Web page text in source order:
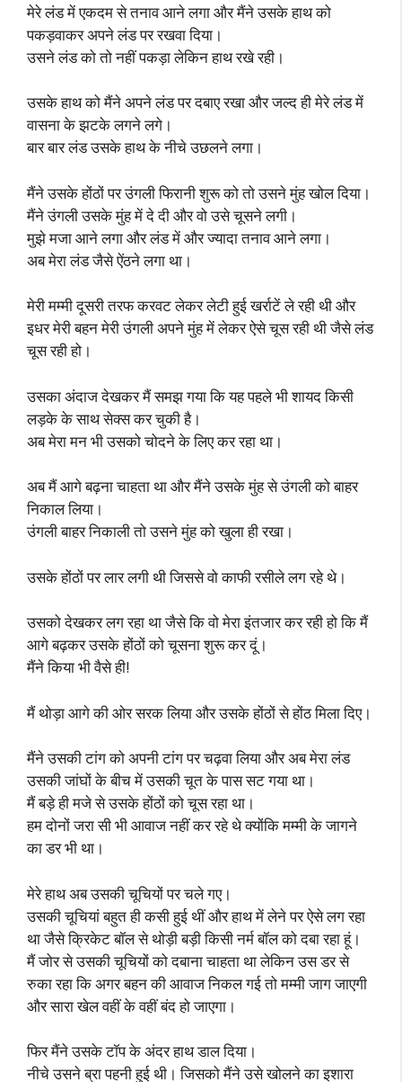
मेरे लंड में एकदम से तनाव आने लगा और मैंने उसके हाथ को
पकड़वाकर अपने लंड पर रखवा दिया।
उसने लंड को तो नहीं पकड़ा लेकिन हाथ रखे रही।
उसके हाथ को मैंने अपने लंड पर दबाए रखा और जल्द ही मेरे लंड में
वासना के झटके लगने लगे।
बार बार लंड उसके हाथ के नीचे उछलने लगा।
मैंने उसके होंठों पर उंगली फिरानी शुरू को तो उसने मुंह खोल दिया।
मैंने उंगली उसके मुंह में दे दी और वो उसे चूसने लगी।
मुझे मजा आने लगा और लंड में और ज्यादा तनाव आने लगा।
अब मेरा लंड जैसे ऐंठने लगा था।
मेरी मम्मी दूसरी तरफ करवट लेकर लेटी हुई खर्राटें ले रही थी और
इधर मेरी बहन मेरी उंगली अपने मुंह में लेकर ऐसे चूस रही थी जैसे लंड
चूस रही हो।
उसका अंदाज देखकर मैं समझ गया कि यह पहले भी शायद किसी
लड़के के साथ सेक्स कर चुकी है।
अब मेरा मन भी उसको चोदने के लिए कर रहा था।
अब मैं आगे बढ़ना चाहता था और मैंने उसके मुंह से उंगली को बाहर
निकाल लिया।
उंगली बाहर निकाली तो उसने मुंह को खुला ही रखा।
उसके होंठों पर लार लगी थी जिससे वो काफी रसीले लग रहे थे।
उसको देखकर लग रहा था जैसे कि वो मेरा इंतजार कर रही हो कि मैं
आगे बढ़कर उसके होंठों को चूसना शुरू कर दूं।
मैंने किया भी वैसे ही!
मैं थोड़ा आगे की ओर सरक लिया और उसके होंठों से होंठ मिला दिए।
मैंने उसकी टांग को अपनी टांग पर चढ़वा लिया और अब मेरा लंड
उसकी जांघों के बीच में उसकी चूत के पास सट गया था।
मैं बड़े ही मजे से उसके होंठों को चूस रहा था।
हम दोनों जरा सी भी आवाज नहीं कर रहे थे क्योंकि मम्मी के जागने
का डर भी था।
मेरे हाथ अब उसकी चूचियों पर चले गए।
उसकी चूचियां बहुत ही कसी हुई थीं और हाथ में लेने पर ऐसे लग रहा
था जैसे क्रिकेट बॉल से थोड़ी बड़ी किसी नर्म बॉल को दबा रहा हूं।
मैं जोर से उसकी चूचियों को दबाना चाहता था लेकिन उस डर से
रुका रहा कि अगर बहन की आवाज निकल गई तो मम्मी जाग जाएगी
और सारा खेल वहीं के वहीं बंद हो जाएगा।
फिर मैंने उसके टॉप के अंदर हाथ डाल दिया।
नीचे उसने ब्रा पहनी हुई थी। जिसको मैंने उसे खोलने का इशारा